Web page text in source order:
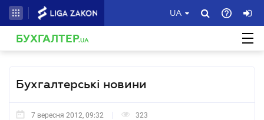
UA
БУХГАЛТЕР.UA
Бухгалтерські новини
7 вересня 2012, 09:32 323